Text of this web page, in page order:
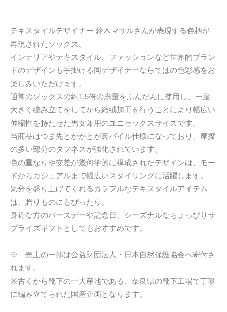
テキスタイルデザイナー 鈴木マサルさんが表現する色柄が
再現されたソックス。
インテリアやテキスタイル、ファッションなど世界的ブラン
ドのデザインも手掛ける同デザイナーならではの色彩感をお
楽しみいただけます。
通常のソックスの約1.5倍の糸量をふんだんに使用し、一度
大きく編み立てをしてから縮絨加工を行うことにより幅広い
伸縮性を持たせた男女兼用のユニセックスサイズです。
当商品はつま先とかかとが裏パイル仕様になっており、摩擦
の多い部分のタフネスが強化されています。
色の重なりや交差が幾何学的に構成されたデザインは、モー
ドからカジュアルまで幅広いスタイリングに活躍します。
気分を盛り上げてくれるカラフルなテキスタイルアイテム
は、贈りものにもぴったり。
身近な方のバースデーや記念日、シーズナルなちょっぴりサ
プライズギフトとしてもおすすめです。
※ 売上の一部は公益財団法人・日本自然保護協会へ寄付さ
れます。
※古くから靴下の一大産地である、奈良県の靴下工場で丁寧
に編み立てられた国産企画となります。